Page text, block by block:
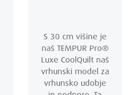
S 30 cm višine je
naš TEMPUR Pro®
Luxe CoolQuilt naš
vrhunski model za
vrhunsko udobje